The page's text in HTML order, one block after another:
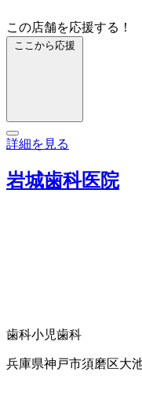
この店舗を応援する！
ここから応援
詳細を見る
岩城歯科医院
歯科小児歯科
兵庫県神戸市須磨区大